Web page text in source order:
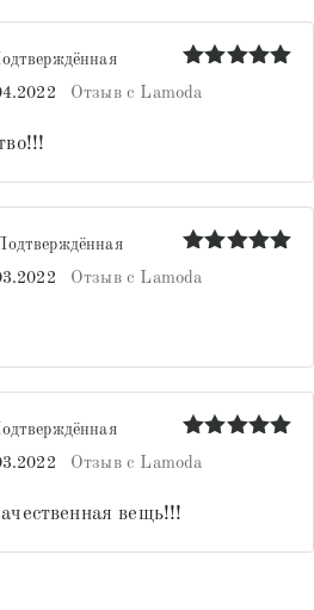
Оценка
из 5
Отзыв с Lamoda
Оценка
из 5
Отзыв с Lamoda
Оценка
из 5
Отзыв с Lamoda
вещь!!!